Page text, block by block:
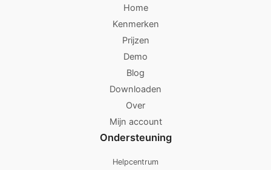
Home
Kenmerken
Prijzen
Demo
Blog
Downloaden
Over
Mijn account
Ondersteuning
Helpcentrum